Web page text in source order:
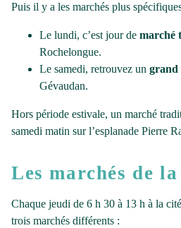
Puis il y a les marchés plus
Le lundi, c’est jour de marché
Rochelongue.
Le samedi, retrouvez un grand
Gévaudan.
Hors période estivale, un marché
samedi matin sur l’esplanade Pierre
Les marchés de
Chaque jeudi de 6 h 30 à 13 h à la
trois marchés différents :